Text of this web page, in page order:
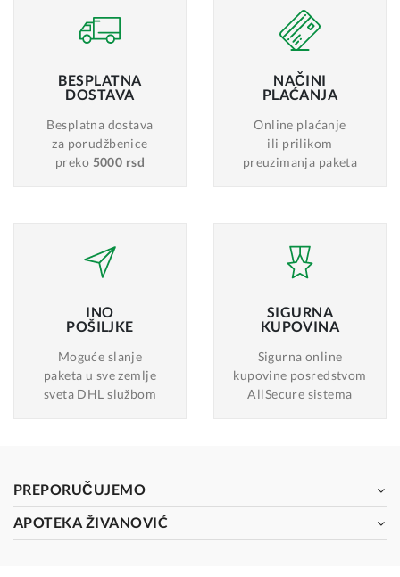
BESPLATNA
DOSTAVA
Besplatna dostava
za porudžbenice
preko 5000 rsd
NAČINI
PLAĆANJA
Online plaćanje
ili prilikom
preuzimanja paketa
INO
POŠILJKE
Moguće slanje
paketa u sve zemlje
sveta DHL službom
SIGURNA
KUPOVINA
Sigurna online
kupovine posredstvom
AllSecure sistema
PREPORUČUJEMO
APOTEKA ŽIVANOVIĆ